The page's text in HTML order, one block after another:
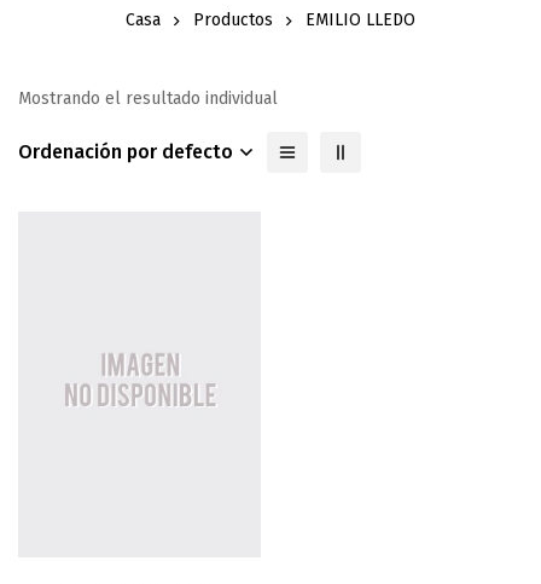
Casa Productos EMILIO LLEDO
Mostrando el resultado individual
Ordenación por defecto